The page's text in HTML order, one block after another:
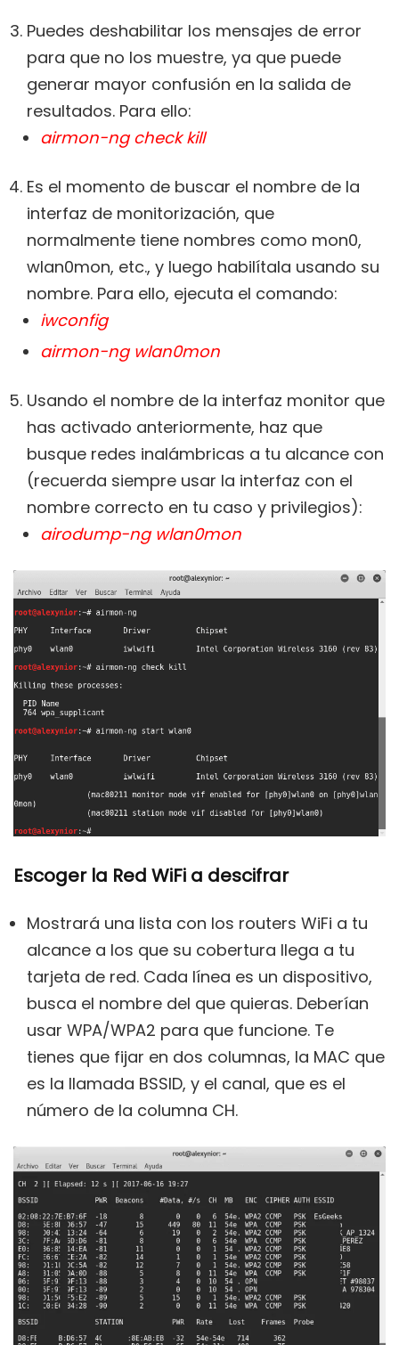
Puedes deshabilitar los mensajes de error
para que no los muestre, ya que puede
generar mayor confusión en la salida de
resultados. Para ello:
airmon-ng check kill
Es el momento de buscar el nombre de la
interfaz de monitorización, que
normalmente tiene nombres como mon0,
wlan0mon, etc., y luego habilítala usando su
nombre. Para ello, ejecuta el comando:
iwconfig
airmon-ng wlan0mon
Usando el nombre de la interfaz monitor que
has activado anteriormente, haz que
busque redes inalámbricas a tu alcance con
(recuerda siempre usar la interfaz con el
nombre correcto en tu caso y privilegios):
airodump-ng wlan0mon
Escoger la Red WiFi a descifrar
Mostrará una lista con los routers WiFi a tu
alcance a los que su cobertura llega a tu
tarjeta de red. Cada línea es un dispositivo,
busca el nombre del que quieras. Deberían
usar WPA/WPA2 para que funcione. Te
tienes que fijar en dos columnas, la MAC que
es la llamada BSSID, y el canal, que es el
número de la columna CH.